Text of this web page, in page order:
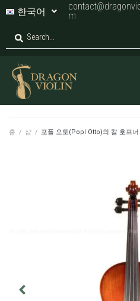
한국어
m
홈 / 샵 / 포플 오토(Popl Otto)의 칼 호프